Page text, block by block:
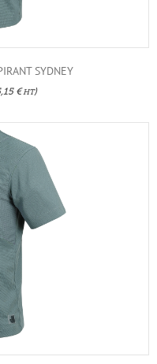
SYDNEY
€HT)